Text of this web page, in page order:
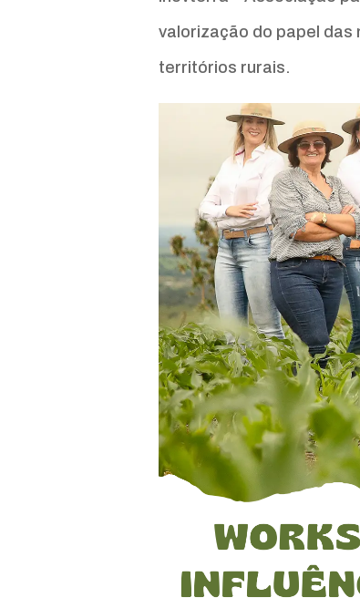
valorização do papel das
territórios rurais.